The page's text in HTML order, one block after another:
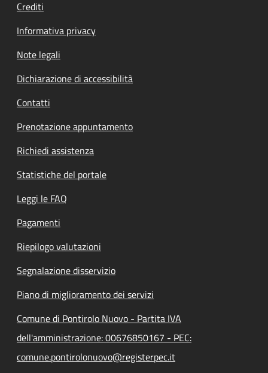
Crediti
Informativa privacy
Note legali
Dichiarazione di accessibilità
Contatti
Prenotazione appuntamento
Richiedi assistenza
Statistiche del portale
Leggi le FAQ
Pagamenti
Riepilogo valutazioni
Segnalazione disservizio
Piano di miglioramento dei servizi
Comune di Pontirolo Nuovo - Partita IVA
dell'amministrazione: 00676850167 - PEC:
comune.pontirolonuovo@registerpec.it